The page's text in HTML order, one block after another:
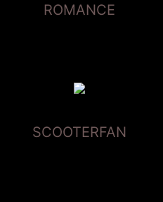
ROMANCE
SCOOTERFAN